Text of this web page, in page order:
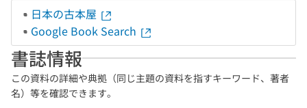
日本の古本屋
Google Book Search
書誌情報
この資料の詳細や典拠（同じ主題の資料を指すキーワード、著者
名）等を確認できます。